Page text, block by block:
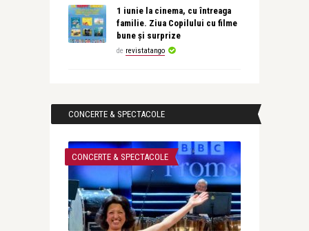
1 iunie la cinema, cu întreaga
familie. Ziua Copilului cu filme
bune și surprize
de revistatango
CONCERTE & SPECTACOLE
CONCERTE & SPECTACOLE